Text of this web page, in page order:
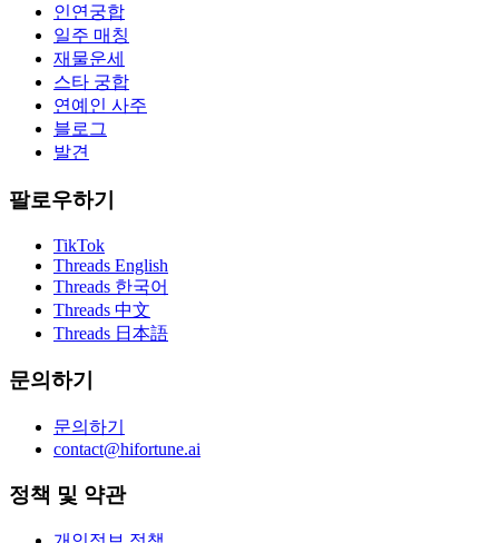
인연궁합
일주 매칭
재물운세
스타 궁합
연예인 사주
블로그
발견
팔로우하기
TikTok
Threads English
Threads 한국어
Threads 中文
Threads 日本語
문의하기
문의하기
contact@hifortune.ai
정책 및 약관